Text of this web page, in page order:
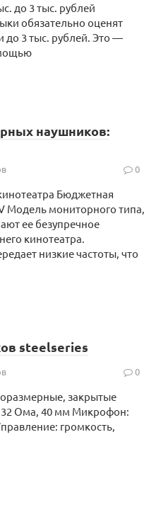
до 3 тыс. рублей
обязательно оценят
до 3 тыс. рублей. Это —
наушников:
0
Бюджетная
Модель мониторного типа,
ее безупречное
кинотеатра.
низкие частоты, что
steelseries
0
закрытые
32 Ома, 40 мм Микрофон:
громкость,